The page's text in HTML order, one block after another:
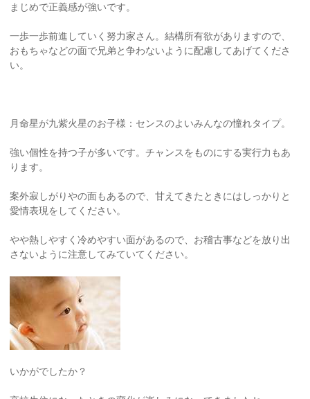
まじめで正義感が強いです。
一歩一歩前進していく努力家さん。結構所有欲がありますので、
おもちゃなどの面で兄弟と争わないように配慮してあげてくださ
い。
月命星が九紫火星のお子様：センスのよいみんなの憧れタイプ。
強い個性を持つ子が多いです。チャンスをものにする実行力もあ
ります。
案外寂しがりやの面もあるので、甘えてきたときにはしっかりと
愛情表現をしてください。
やや熱しやすく冷めやすい面があるので、お稽古事などを放り出
さないように注意してみていてください。
いかがでしたか？